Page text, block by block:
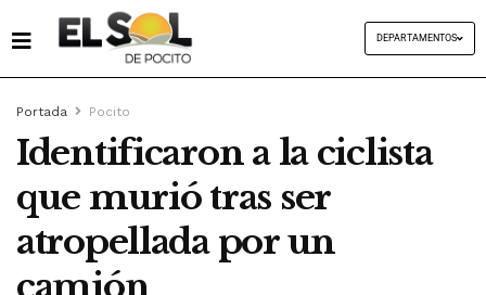
DEPARTAMENTOS
Portada Pocito
Identificaron a la ciclista
que murió tras ser
atropellada por un